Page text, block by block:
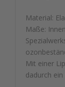
Material:
Maße:
Mit einer
dadurch